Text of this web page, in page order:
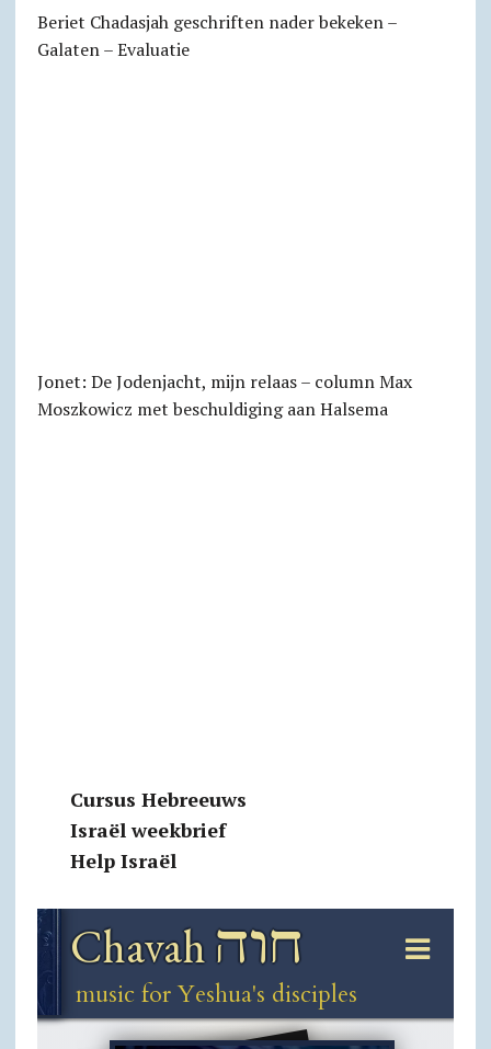
Beriet Chadasjah geschriften nader bekeken –
Galaten – Evaluatie
Jonet: De Jodenjacht, mijn relaas – column Max
Moszkowicz met beschuldiging aan Halsema
Cursus Hebreeuws
Israël weekbrief
Help Israël